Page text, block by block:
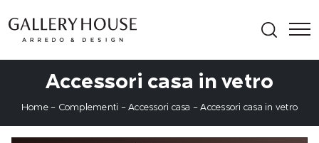
Accessori casa in vetro
Home- Complementi -Accessori casa -Accessori casa in vetro